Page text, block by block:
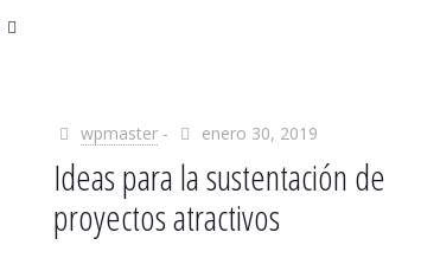
wpmaster - enero 30, 2019
Ideas para la sustentación de
proyectos atractivos